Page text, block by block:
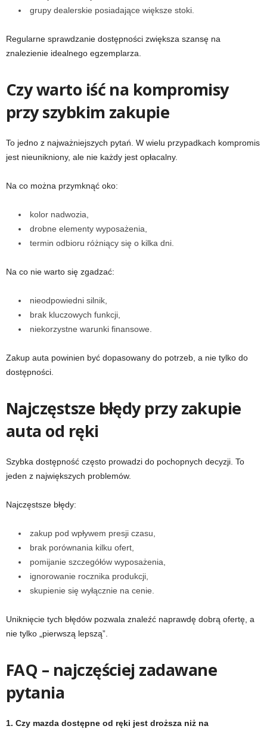
grupy dealerskie posiadające większe stoki.
Regularne sprawdzanie dostępności zwiększa szansę na
znalezienie idealnego egzemplarza.
Czy warto iść na kompromisy
przy szybkim zakupie
To jedno z najważniejszych pytań. W wielu przypadkach kompromis
jest nieunikniony, ale nie każdy jest opłacalny.
Na co można przymknąć oko:
kolor nadwozia,
drobne elementy wyposażenia,
termin odbioru różniący się o kilka dni.
Na co nie warto się zgadzać:
nieodpowiedni silnik,
brak kluczowych funkcji,
niekorzystne warunki finansowe.
Zakup auta powinien być dopasowany do potrzeb, a nie tylko do
dostępności.
Najczęstsze błędy przy zakupie
auta od ręki
Szybka dostępność często prowadzi do pochopnych decyzji. To
jeden z największych problemów.
Najczęstsze błędy:
zakup pod wpływem presji czasu,
brak porównania kilku ofert,
pomijanie szczegółów wyposażenia,
ignorowanie rocznika produkcji,
skupienie się wyłącznie na cenie.
Uniknięcie tych błędów pozwala znaleźć naprawdę dobrą ofertę, a
nie tylko „pierwszą lepszą”.
FAQ – najczęściej zadawane
pytania
1. Czy mazda dostępne od ręki jest droższa niż na